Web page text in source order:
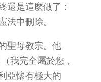
還是這麼做了：
法中刪除。
聖母教宗。他
我完全屬於您，
亞懷有極大的